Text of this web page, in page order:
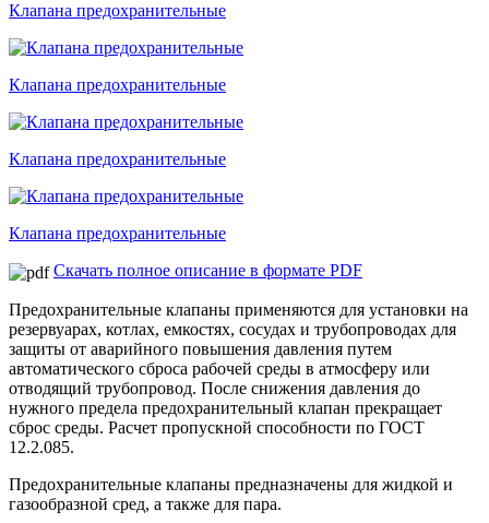
Клапана предохранительные
Клапана предохранительные
Клапана предохранительные
Клапана предохранительные
Скачать полное описание в формате PDF
Предохранительные клапаны применяются для установки на
резервуарах, котлах, емкостях, сосудах и трубопроводах для
защиты от аварийного повышения давления путем
автоматического сброса рабочей среды в атмосферу или
отводящий трубопровод. После снижения давления до
нужного предела предохранительный клапан прекращает
сброс среды. Расчет пропускной способности по ГОСТ
12.2.085.
Предохранительные клапаны предназначены для жидкой и
газообразной сред, а также для пара.